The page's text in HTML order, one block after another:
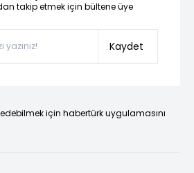
takip etmek için bültene üye
Kaydet
için habertürk uygulamasını